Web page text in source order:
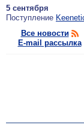
5 сентября
По­ступ­ле­ние
Все новости
E-mail рассылка